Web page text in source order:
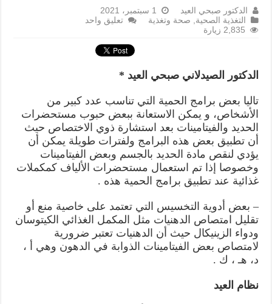
الدكتور صبحي العيد
1 سبتمبر، 2021
التغذية الصحية, صحة وتغذية
تعليق واحد
2,835 زيارة
الدكتور الصيدلاني صبحي العيد *
تاليا بعض برامج الحمية التي تناسب عدد كبير من
الأشخاص، و يمكن الاستعانة ببعض حبوب مستحضرات
الحديد والفيتامينات بعد استشارة ذوي الاختصاص حيث
أن تطبيق بعض هذه البرامج ولفترات طويلة يمكن أن
يؤدي لنقص مادة الحديد بالجسم وبعض الفيتامينات
وخصوصا إذا تم استعمال مستحضرات الألياف كمكملات
غذائية عند تطبيق برامج الحمية هذه .
– بعض أدوية التخسيس التي تعتمد على خاصية منع أو
تقليل امتصاص الدهنيات مثل المكمل الغذائي الكيتوسان
ودواء الزينيكال حيث أن الدهنيات تعتبر ضرورية
لامتصاص بعض الفيتامينات الذوابة في الدهون وهي أ ،
د، هـ ، ك .
نظام العيد